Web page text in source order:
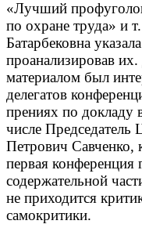
«Лучший
по охране труда» и
Батарбековна
проанализировав
материалом был
делегатов
прениях по докладу
числе
Петрович Савченко,
первая конференция
содержательной
не приходится
самокритики.